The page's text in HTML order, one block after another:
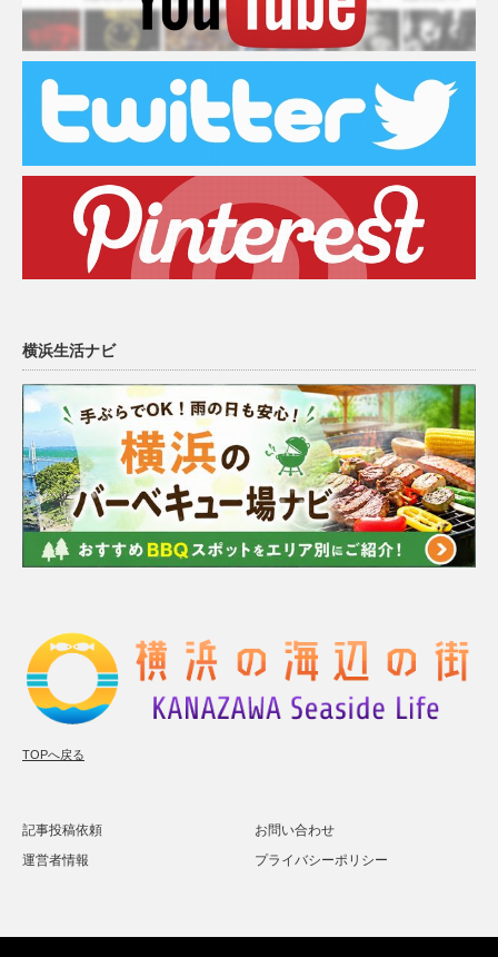
横浜生活ナビ
TOPへ戻る
記事投稿依頼
お問い合わせ
運営者情報
プライバシーポリシー